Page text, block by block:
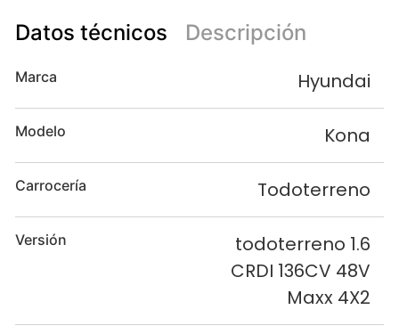
Datos técnicos Descripción
Marca Hyundai
Modelo Kona
Carrocería Todoterreno
Versión
todoterreno 1.6
CRDI 136CV 48V
Maxx 4X2